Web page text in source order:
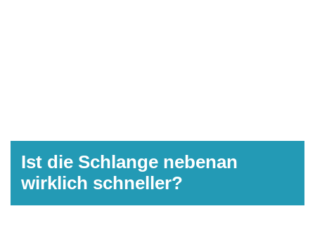
Ist die Schlange nebenan
wirklich schneller?